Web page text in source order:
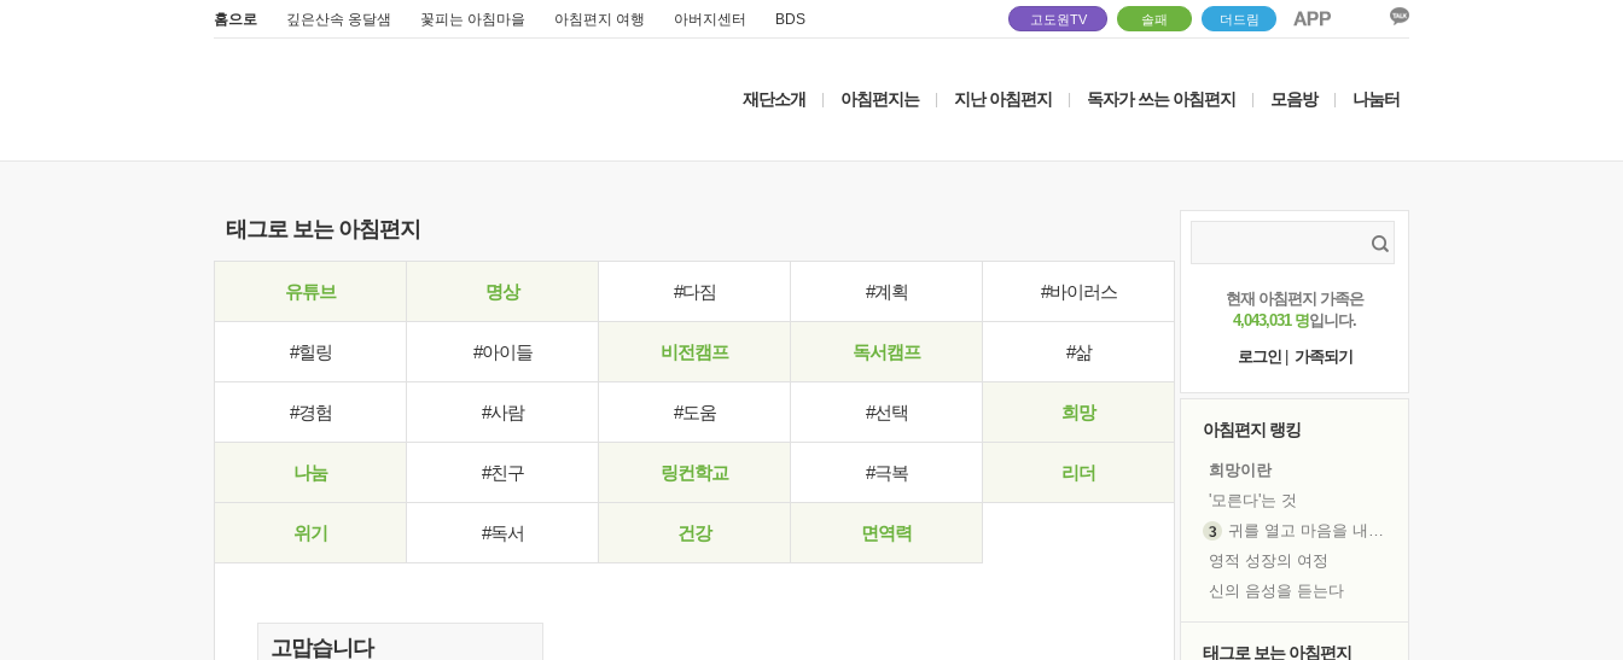
홈으로 깊은산속 옹달샘 꽃피는 아침마을 아침편지 여행 아버지센터 BDS 고도원TV 솔패 더드림
재단소개 아침편지는 지난 아침편지 독자가 쓰는 아침편지 모음방 나눔터
태그로 보는 아침편지
유튜브 명상 #다짐 #계획 #바이러스
#힐링 #아이들 비전캠프 독서캠프 #삶
#경험 #사람 #도움 #선택 희망
나눔 #친구 링컨학교 #극복 리더
위기 #독서 건강 면역력
현재 아침편지 가족은
4,043,031 명입니다.
로그인
가족되기
아침편지 랭킹
희망이란
'모른다'는 것
귀를 열고 마음을 내어주고
영적 성장의 여정
신의 음성을 듣는다
극과 극의 양 끝단
태그로 보는 아침편지